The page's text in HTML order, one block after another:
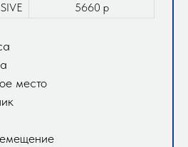
5660 р
место